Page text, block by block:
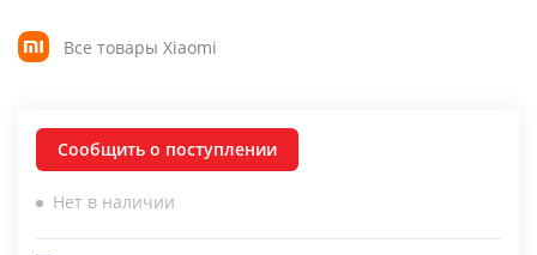
Все товары Xiaomi
Сообщить о поступлении
Нет в наличии